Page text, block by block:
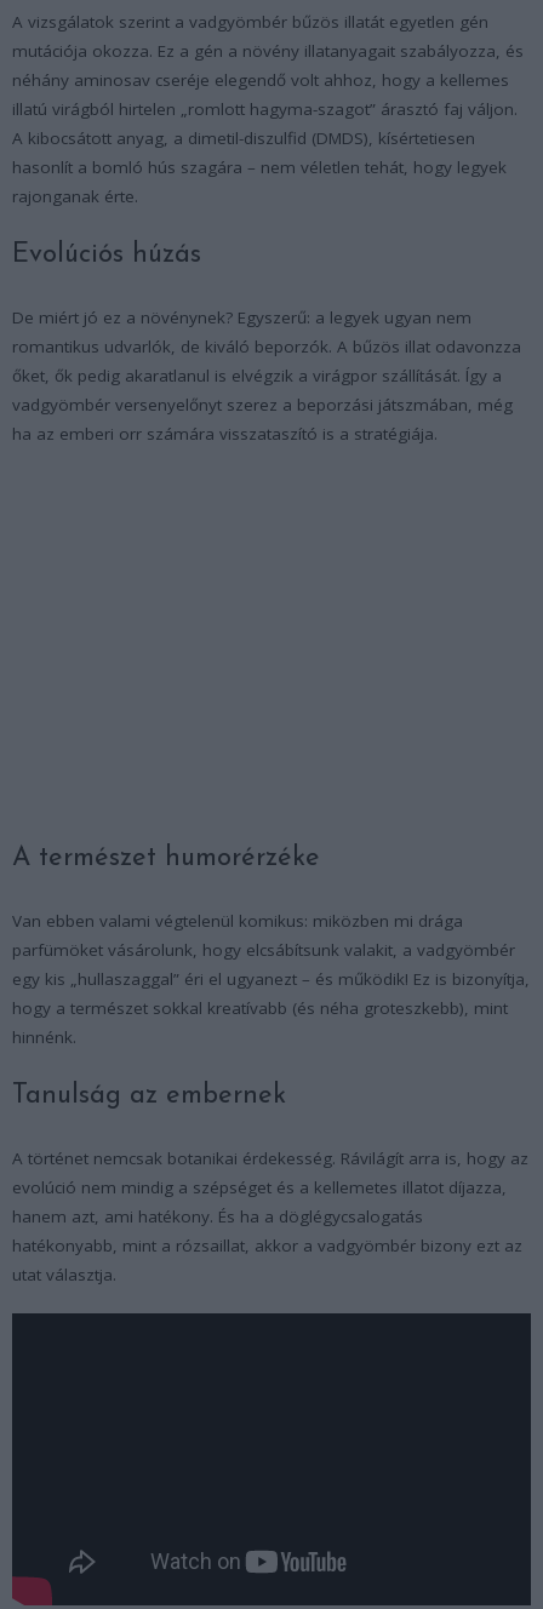
A vizsgálatok szerint a vadgyömbér bűzös illatát egyetlen gén
mutációja okozza. Ez a gén a növény illatanyagait szabályozza, és
néhány aminosav cseréje elegendő volt ahhoz, hogy a kellemes
illatú virágból hirtelen „romlott hagyma-szagot” árasztó faj váljon.
A kibocsátott anyag, a dimetil-diszulfid (DMDS), kísértetiesen
hasonlít a bomló hús szagára – nem véletlen tehát, hogy legyek
rajonganak érte.
Evolúciós húzás
De miért jó ez a növénynek? Egyszerű: a legyek ugyan nem
romantikus udvarlók, de kiváló beporzók. A bűzös illat odavonzza
őket, ők pedig akaratlanul is elvégzik a virágpor szállítását. Így a
vadgyömbér versenyelőnyt szerez a beporzási játszmában, még
ha az emberi orr számára visszataszító is a stratégiája.
A természet humorérzéke
Van ebben valami végtelenül komikus: miközben mi drága
parfümöket vásárolunk, hogy elcsábítsunk valakit, a vadgyömbér
egy kis „hullaszaggal” éri el ugyanezt – és működik! Ez is bizonyítja,
hogy a természet sokkal kreatívabb (és néha groteszkebb), mint
hinnénk.
Tanulság az embernek
A történet nemcsak botanikai érdekesség. Rávilágít arra is, hogy az
evolúció nem mindig a szépséget és a kellemetes illatot díjazza,
hanem azt, ami hatékony. És ha a döglégycsalogatás
hatékonyabb, mint a rózsaillat, akkor a vadgyömbér bizony ezt az
utat választja.